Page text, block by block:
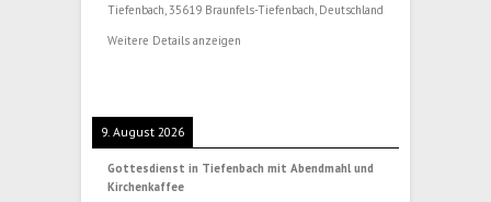
Tiefenbach, 35619 Braunfels-Tiefenbach, Deutschland
Weitere Details anzeigen
9. August 2026
Gottesdienst in Tiefenbach mit Abendmahl und
Kirchenkaffee